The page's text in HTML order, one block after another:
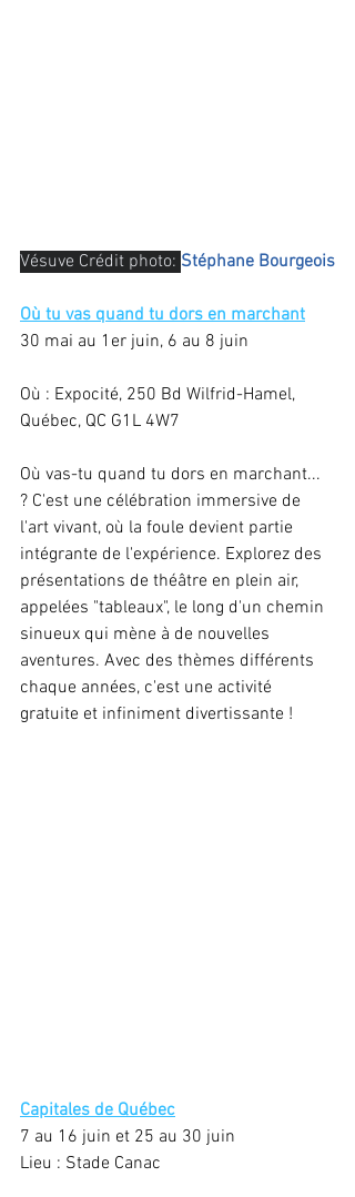
Vésuve Crédit photo: Stéphane Bourgeois
Où tu vas quand tu dors en marchant
30 mai au 1er juin, 6 au 8 juin
Où : Expocité, 250 Bd Wilfrid-Hamel,
Québec, QC G1L 4W7
Où vas-tu quand tu dors en marchant...
? C'est une célébration immersive de
l'art vivant, où la foule devient partie
intégrante de l'expérience. Explorez des
présentations de théâtre en plein air,
appelées "tableaux", le long d'un chemin
sinueux qui mène à de nouvelles
aventures. Avec des thèmes différents
chaque années, c'est une activité
gratuite et infiniment divertissante !
Capitales de Québec
7 au 16 juin et 25 au 30 juin
Lieu : Stade Canac